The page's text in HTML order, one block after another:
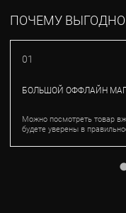
ПОЧЕМУ
01
БОЛЬШОЙ ОФФЛАЙН
Можно посмотреть товар
будете уверены в